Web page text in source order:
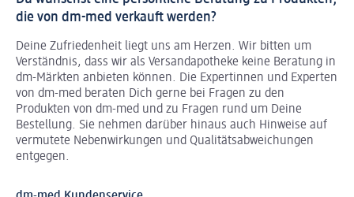
die von dm-med verkauft werden?
Deine Zufriedenheit liegt uns am Herzen. Wir bitten um
Verständnis, dass wir als Versandapotheke keine Beratung in
dm-Märkten anbieten können. Die Expertinnen und Experten
von dm-med beraten Dich gerne bei Fragen zu den
Produkten von dm-med und zu Fragen rund um Deine
Bestellung. Sie nehmen darüber hinaus auch Hinweise auf
vermutete Nebenwirkungen und Qualitätsabweichungen
entgegen.